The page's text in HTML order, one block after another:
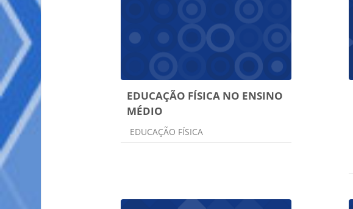
EDUCAÇÃO FÍSICA NO ENSINO
MÉDIO
Categoria do curso
EDUCAÇÃO FÍSICA